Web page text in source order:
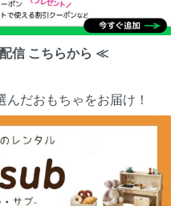
信 こちらから ≪
だおもちゃをお届け！